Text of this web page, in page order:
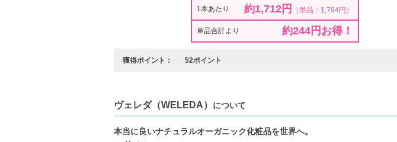
1本あたり 約1,712円 （単品：1,794円）
単品合計より 約244円お得！
獲得ポイント： 52ポイント
ヴェレダ（WELEDA） について
本当に良いナチュラルオーガニック化粧品を世界へ。